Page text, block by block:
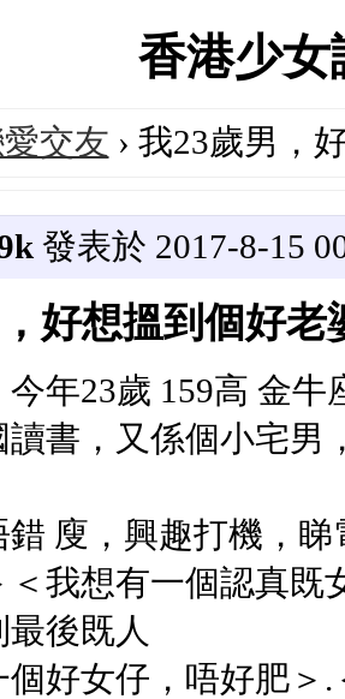
香港少
交友 › 我23歲男，
發表於 2017-8-15
好想搵到個好
年23歲 159高 金
讀書，又係個小宅
廋，興趣打機，
我想有一個認真既
後既人
好女仔，唔好肥＞